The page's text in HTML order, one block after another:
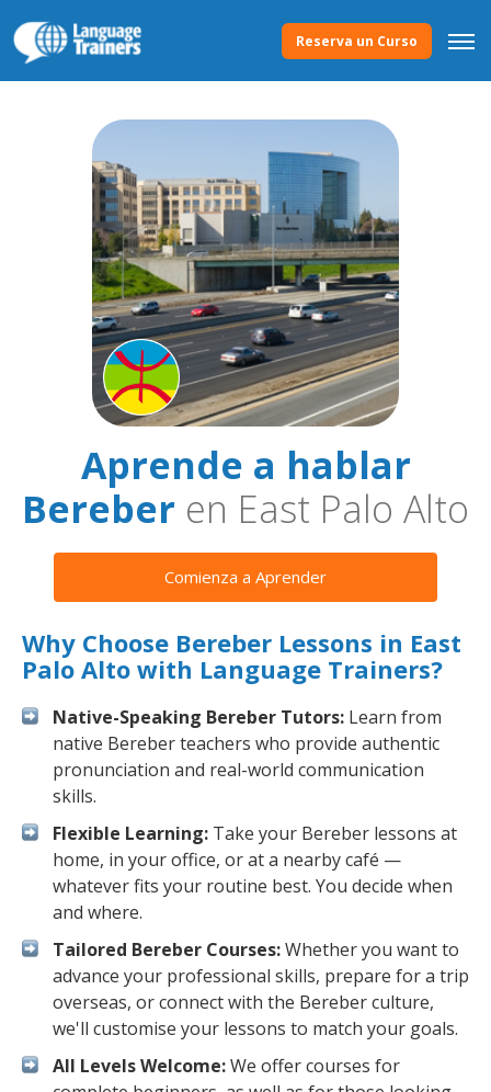
Reserva un Curso
Aprende a hablar
Bereber en East Palo Alto
Comienza a Aprender
Why Choose Bereber Lessons in East
Palo Alto with Language Trainers?
Native-Speaking Bereber Tutors: Learn from
native Bereber teachers who provide authentic
pronunciation and real-world communication
skills.
Flexible Learning: Take your Bereber lessons at
home, in your office, or at a nearby café —
whatever fits your routine best. You decide when
and where.
Tailored Bereber Courses:Whether you want to
advance your professional skills, prepare for a trip
overseas, or connect with the Bereber culture,
we'll customise your lessons to match your goals.
All Levels Welcome:We offer courses for